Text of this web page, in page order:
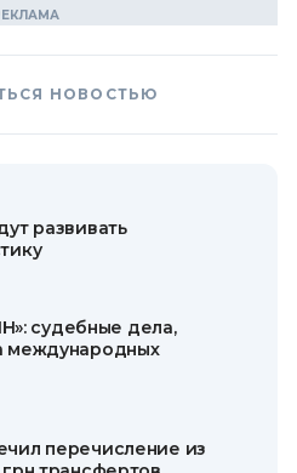
НОВОСТЬЮ
развивать
судебные дела,
международных
перечисление из